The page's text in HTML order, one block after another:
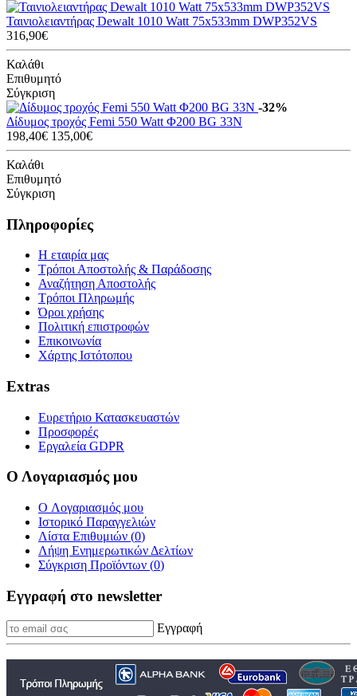
Ταινιολειαντήρας Dewalt 1010 Watt 75x533mm DWP352VS
316,90€
Καλάθι
Επιθυμητό
Σύγκριση
-32%
Δίδυμος τροχός Femi 550 Watt Φ200 BG 33N
198,40€ 135,00€
Καλάθι
Επιθυμητό
Σύγκριση
Πληροφορίες
Η εταιρία μας
Τρόποι Αποστολής & Παράδοσης
Αναζήτηση Αποστολής
Τρόποι Πληρωμής
Όροι χρήσης
Πολιτική επιστροφών
Επικοινωνία
Χάρτης Ιστότοπου
Extras
Ευρετήριο Κατασκευαστών
Προσφορές
Εργαλεία GDPR
Ο Λογαριασμός μου
O Λογαριασμός μου
Ιστορικό Παραγγελιών
Λίστα Επιθυμιών (0)
Λήψη Ενημερωτικών Δελτίων
Σύγκριση Προϊόντων (0)
Εγγραφή στο newsletter
Εγγραφή